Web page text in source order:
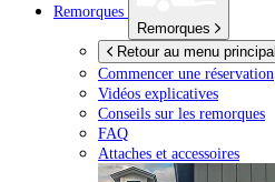
Remorques
Remorques
Retour au menu principal
Commencer une réservation
Vidéos explicatives
Conseils sur les remorques
FAQ
Attaches et accessoires